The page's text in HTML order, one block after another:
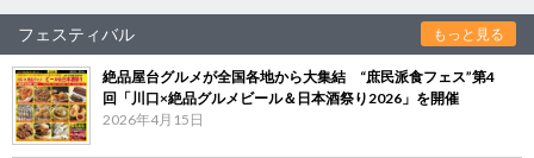
フェスティバル もっと見る
絶品屋台グルメが全国各地から大集結 “庶民派食フェス”第4
回「川口×絶品グルメビール＆日本酒祭り2026」を開催
2026年4月15日